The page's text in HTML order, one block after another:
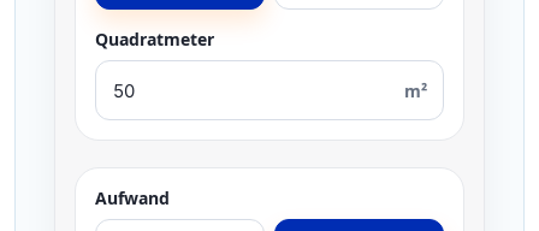
Quadratmeter
m²
Aufwand